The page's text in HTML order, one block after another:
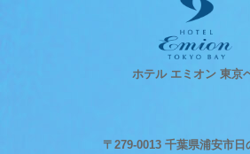
ホテル エミオン 東京
〒279-0013 千葉県浦安市日